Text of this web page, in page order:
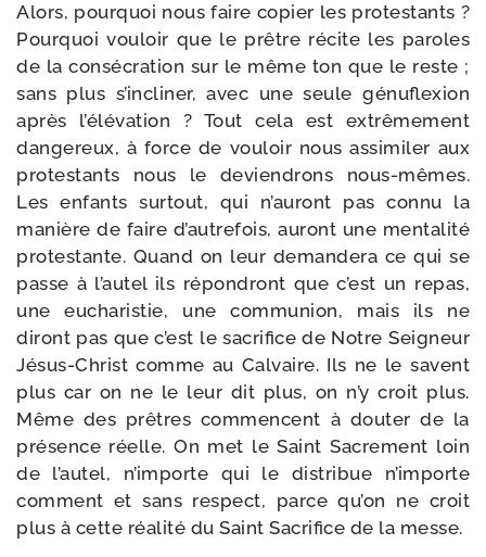
Alors, pour­quoi nous faire copier les pro­tes­tants ?
Pourquoi vou­loir que le prêtre récite les paroles
de la consé­cra­tion sur le même ton que le reste ;
sans plus s’incliner, avec une seule génu­flexion
après l’élévation ? Tout cela est extrê­me­ment
dan­ge­reux, à force de vou­loir nous assi­mi­ler aux
pro­tes­tants nous le devien­drons nous-​mêmes.
Les enfants sur­tout, qui n’auront pas connu la
manière de faire d’autrefois, auront une men­ta­li­té
pro­tes­tante. Quand on leur deman­de­ra ce qui se
passe à l’autel ils répon­dront que c’est un repas,
une eucha­ris­tie, une com­mu­nion, mais ils ne
diront pas que c’est le sacri­fice de Notre Seigneur
Jésus-​Christ comme au Calvaire. Ils ne le savent
plus car on ne le leur dit plus, on n’y croit plus.
Même des prêtres com­mencent à dou­ter de la
pré­sence réelle. On met le Saint Sacrement loin
de l’autel, n’importe qui le dis­tri­bue n’importe
com­ment et sans res­pect, parce qu’on ne croit
plus à cette réa­li­té du Saint Sacrifice de la messe.